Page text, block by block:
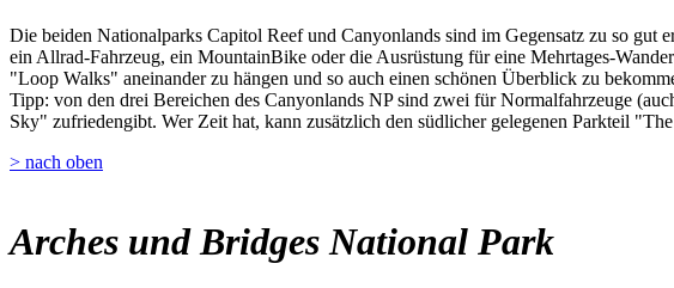
Die beiden Nationalparks Capitol Reef und Canyonlands sind im Gegensatz zu so
ein Allrad-Fahrzeug, ein MountainBike oder die Ausrüstung für eine Mehrtages-
"Loop Walks" aneinander zu hängen und so auch einen schönen Überblick zu
Tipp: von den drei Bereichen des Canyonlands NP sind zwei für Normalfahrzeuge
Sky" zufriedengibt. Wer Zeit hat, kann zusätzlich den südlicher gelegenen Parkteil
> nach oben
Arches und Bridges National Park